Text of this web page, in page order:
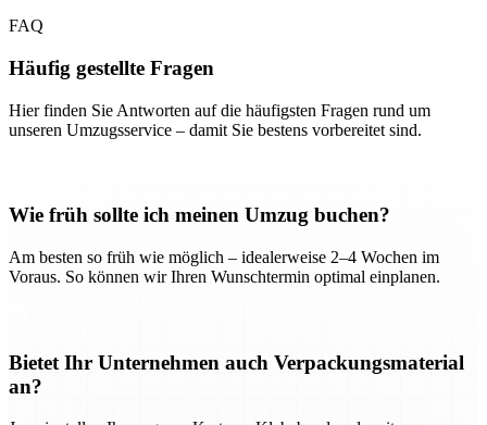
FAQ
Häufig gestellte Fragen
Hier finden Sie Antworten auf die häufigsten Fragen rund um
unseren Umzugsservice – damit Sie bestens vorbereitet sind.
Wie früh sollte ich meinen Umzug buchen?
Am besten so früh wie möglich – idealerweise 2–4 Wochen im
Voraus. So können wir Ihren Wunschtermin optimal einplanen.
Bietet Ihr Unternehmen auch Verpackungsmaterial
an?